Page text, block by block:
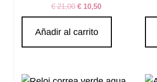
€21,00 € 10,50
Añadir al carrito